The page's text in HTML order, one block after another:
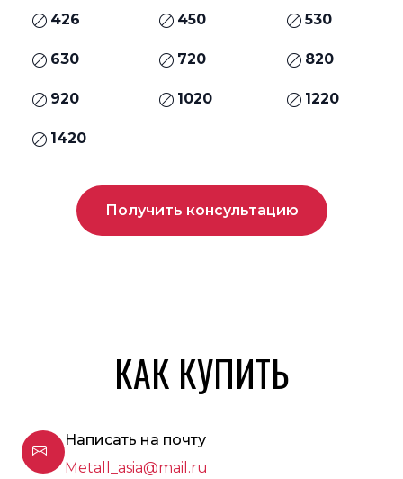
426 450 530
630 720 820
920 1020 1220
1420
Получить консультацию
КАК КУПИТЬ
Написать на почту
Metall_asia@mail.ru